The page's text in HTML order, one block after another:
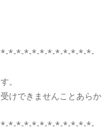
*-*-*-*-*-*-*-*-*-*-*-
。
けできませんことあらか
*-*-*-*-*-*-*-*-*-*-*-